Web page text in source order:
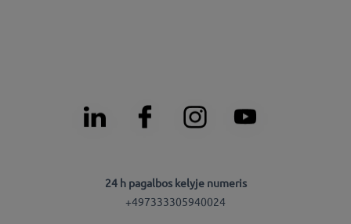
24 h pagalbos kelyje numeris
+497333305940024